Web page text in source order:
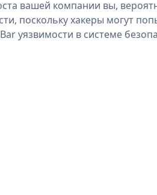
вашей компании вы,
поскольку хакеры могут
уязвимости в системе